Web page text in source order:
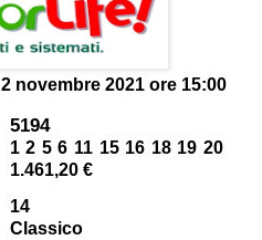
2 novembre 2021 ore 15:00
5194
1 2 5 6 11 15 16 18 19 20
1.461,20 €
14
Classico